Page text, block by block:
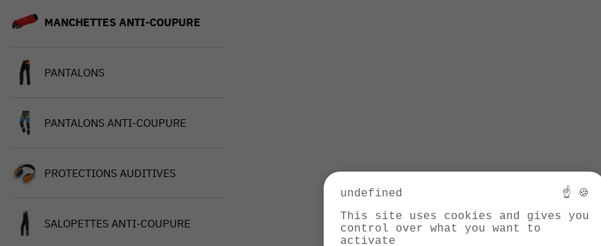
MANCHETTES ANTI-COUPURE
PANTALONS
PANTALONS ANTI-COUPURE
PROTECTIONS AUDITIVES
SALOPETTES ANTI-COUPURE
undefined
☝ 🍪
This site uses cookies and gives you
control over what you want to
activate